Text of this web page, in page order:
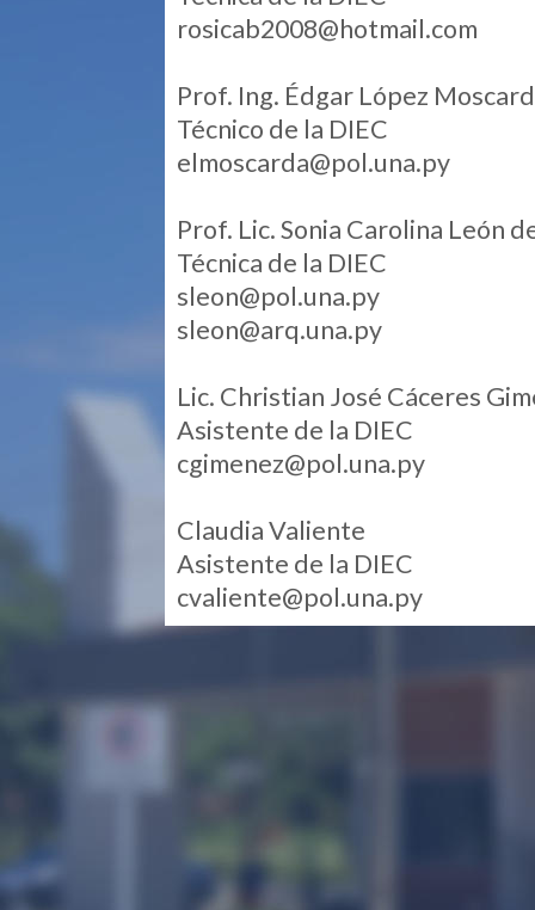
rosicab2008@hotmail.com
Prof. Ing. Édgar López
Técnico de la DIEC
elmoscarda@pol.una.py
Prof. Lic. Sonia Carolina León
Técnica de la DIEC
sleon@pol.una.py
sleon@arq.una.py
Lic. Christian José Cáceres
Asistente de la DIEC
cgimenez@pol.una.py
Claudia Valiente
Asistente de la DIEC
cvaliente@pol.una.py